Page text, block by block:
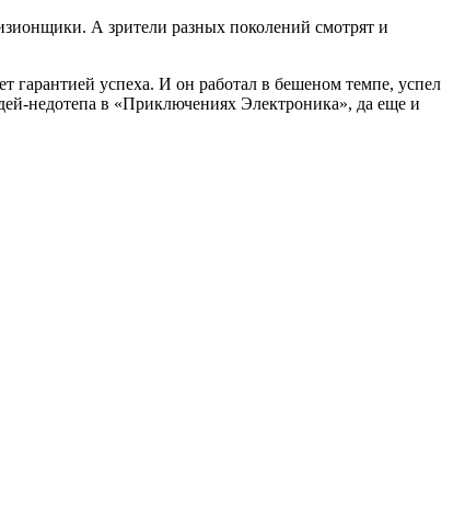
А зрители разных поколений смотрят и
гарантией успеха. И он работал в бешеном темпе, успел
недотепа в «Приключениях Электроника», да еще и